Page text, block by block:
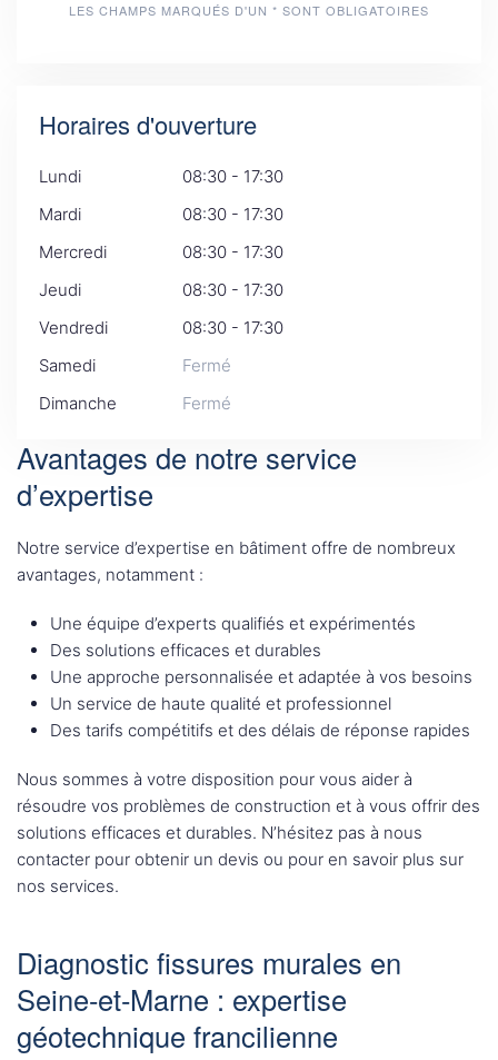
LES CHAMPS MARQUÉS D'UN * SONT OBLIGATOIRES
Horaires d'ouverture
Lundi
08:30 - 17:30
Mardi
08:30 - 17:30
Mercredi
08:30 - 17:30
Jeudi
08:30 - 17:30
Vendredi
08:30 - 17:30
Samedi
Fermé
Dimanche
Fermé
Avantages de notre service
d’expertise
Notre service d’expertise en bâtiment offre de nombreux
avantages, notamment :
Une équipe d’experts qualifiés et expérimentés
Des solutions efficaces et durables
Une approche personnalisée et adaptée à vos besoins
Un service de haute qualité et professionnel
Des tarifs compétitifs et des délais de réponse rapides
Nous sommes à votre disposition pour vous aider à
résoudre vos problèmes de construction et à vous offrir des
solutions efficaces et durables. N’hésitez pas à nous
contacter pour obtenir un devis ou pour en savoir plus sur
nos services.
Diagnostic fissures murales en
Seine-et-Marne : expertise
géotechnique francilienne